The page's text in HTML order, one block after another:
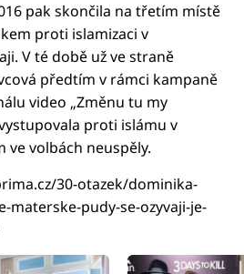
pak skončila na třetím místě
proti islamizaci v
V té době už ve straně
předtím v rámci kampaně
video „Změnu tu my
proti islámu v
ve volbách neuspěly.
30-otazek/dominika-
materske-pudy-se-ozyvaji-je-